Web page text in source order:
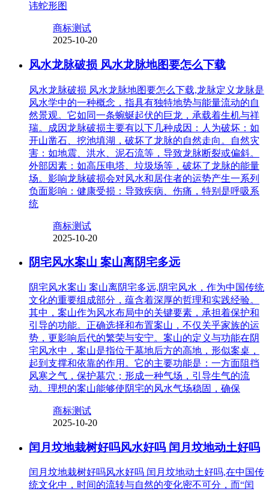
讳蛇形图
商标测试
2025-10-20
风水龙脉破损 风水龙脉地图要怎么下载
风水龙脉破损 风水龙脉地图要怎么下载,龙脉定义龙脉是
风水学中的一种概念，指具有独特地势与能量流动的自
然景观。它如同一条蜿蜒起伏的巨龙，承载着生机与祥
瑞。成因龙脉破损主要有以下几种成因：人为破坏：如
开山凿石、挖池填湖，破坏了龙脉的自然走向。自然灾
害：如地震、洪水、泥石流等，导致龙脉断裂或偏斜。
外部因素：如高压电塔、垃圾场等，破坏了龙脉的能量
场。影响龙脉破损会对风水和居住者的运势产生一系列
负面影响：健康受损：导致疾病、伤痛，特别是呼吸系
统
商标测试
2025-10-20
阴宅风水案山 案山离阴宅多远
阴宅风水案山 案山离阴宅多远,阴宅风水，作为中国传统
文化的重要组成部分，蕴含着深厚的哲理和实践经验。
其中，案山作为风水布局中的关键要素，承担着保护和
引导的功能。正确选择和布置案山，不仅关乎家族的运
势，更影响后代的繁荣与安宁。案山的定义与功能在阴
宅风水中，案山是指位于墓地后方的高地，形似案桌，
起到支撑和依靠的作用。它的主要功能是：一方面阻挡
风寒之气，保护墓穴；形成一种气场，引导生气的流
动。理想的案山能够使阴宅的风水气场稳固，确保
商标测试
2025-10-20
闰月坟地栽树好吗风水好吗 闰月坟地动土好吗
闰月坟地栽树好吗风水好吗 闰月坟地动土好吗,在中国传
统文化中，时间的流转与自然的变化密不可分，而“闰